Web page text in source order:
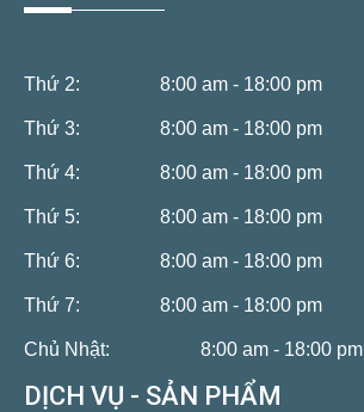
Thứ 2: 8:00 am - 18:00 pm
Thứ 3: 8:00 am - 18:00 pm
Thứ 4: 8:00 am - 18:00 pm
Thứ 5: 8:00 am - 18:00 pm
Thứ 6: 8:00 am - 18:00 pm
Thứ 7: 8:00 am - 18:00 pm
Chủ Nhật: 8:00 am - 18:00 pm
DỊCH VỤ - SẢN PHẨM